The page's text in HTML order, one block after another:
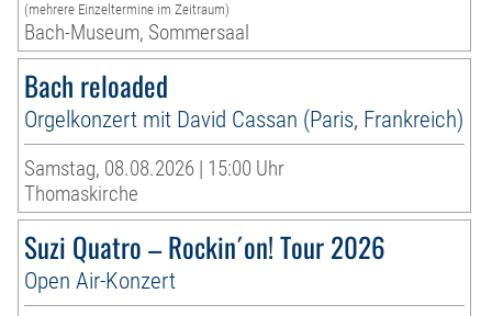
(mehrere Einzeltermine im Zeitraum)
Bach-Museum, Sommersaal
Bach reloaded
Orgelkonzert mit David Cassan (Paris, Frankreich)
Samstag, 08.08.2026 | 15:00 Uhr
Thomaskirche
Suzi Quatro – Rockin´on! Tour 2026
Open Air-Konzert